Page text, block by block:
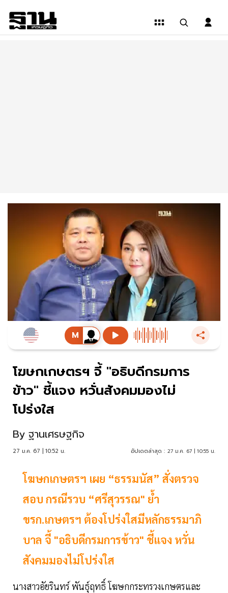
โฆษกเกษตรฯ จี้ "อธิบดีกรมการ
ข้าว" ชี้แจง หวั่นสังคมมองไม่
โปร่งใส
By ฐานเศรษฐกิจ
27 ม.ค. 67 | 10:52 น. อัปเดตล่าสุด : 27 ม.ค. 67 | 10:55 น.
โฆษกเกษตรฯ เผย “ธรรมนัส” สั่งตรวจ
สอบ กรณีรวบ “ศรีสุวรรณ" ย้ำ
ขรก.เกษตรฯ ต้องโปร่งใสมีหลักธรรมาภิ
บาล จี้ "อธิบดีกรมการข้าว" ชี้แจง หวั่น
สังคมมองไม่โปร่งใส
นางสาวอัยรินทร์ พันธุ์ฤทธิ์ โฆษกกระทรวงเกษตรและ